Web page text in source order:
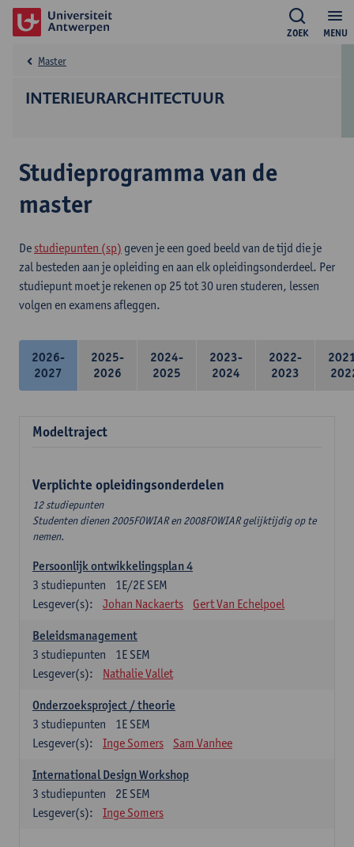
MENU
ZOEK
INTERIEURARCHITECTUUR
Master
Studieprogramma van de
master
De studiepunten (sp) geven je een goed beeld van de tijd die je
zal besteden aan je opleiding en aan elk opleidingsonderdeel. Per
studiepunt moet je rekenen op 25 tot 30 uren studeren, lessen
volgen en examens afleggen.
2026-
2027
2025-
2026
2024-
2025
2023-
2024
2022-
2023
Modeltraject
Verplichte opleidingsonderdelen
12 studiepunten
Studenten dienen 2005FOWIAR en 2008FOWIAR gelijktijdig op te
nemen.
Persoonlijk ontwikkelingsplan 4
1E/2E SEM
3 studiepunten
Lesgever(s):
Johan Nackaerts Gert Van Echelpoel
Beleidsmanagement
1E SEM
3 studiepunten
Lesgever(s):
Nathalie Vallet
Onderzoeksproject / theorie
1E SEM
3 studiepunten
Lesgever(s):
Inge Somers Sam Vanhee
International Design Workshop
2E SEM
3 studiepunten
Lesgever(s):
Inge Somers